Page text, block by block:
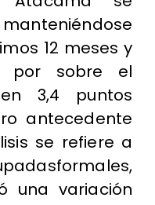
manteniéndose
12 meses y
por sobre el
3,4 puntos
antecedente
se refiere a
una variación